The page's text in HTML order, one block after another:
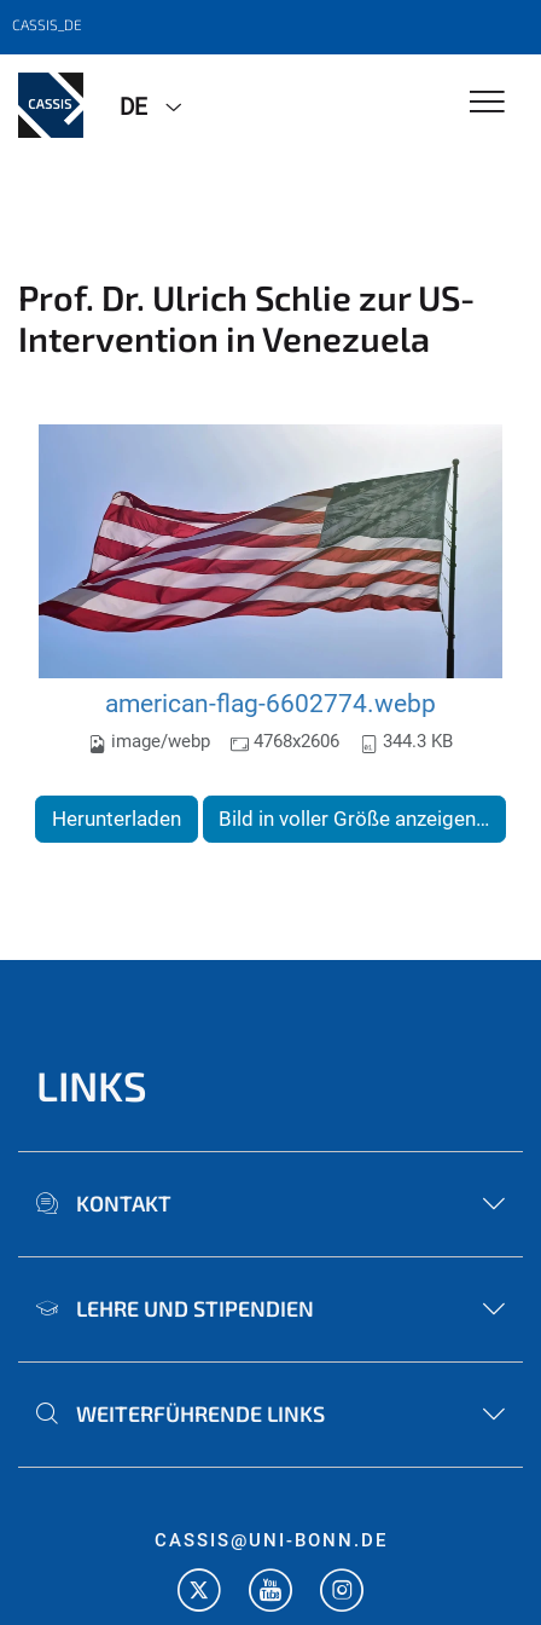
CASSIS_DE
DE
Prof. Dr. Ulrich Schlie zur US-
Intervention in Venezuela
american-flag-6602774.webp
image/webp 4768x2606 344.3 KB
Herunterladen Bild in voller Größe anzeigen…
LINKS
KONTAKT
LEHRE UND STIPENDIEN
WEITERFÜHRENDE LINKS
CASSIS@UNI-BONN.DE